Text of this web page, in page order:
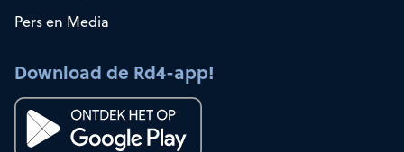
Pers en Media
Download de Rd4-app!